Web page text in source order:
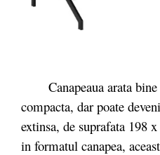
Canapeaua arata bine
compacta, dar poate
extinsa, de suprafata 198
in formatul canapea,